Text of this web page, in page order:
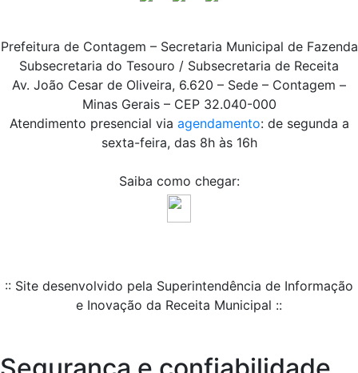
Prefeitura de Contagem – Secretaria Municipal de Fazenda
Subsecretaria do Tesouro / Subsecretaria de Receita
Av. João Cesar de Oliveira, 6.620 – Sede – Contagem –
Minas Gerais – CEP 32.040-000
Atendimento presencial via agendamento: de segunda a
sexta-feira, das 8h às 16h
Saiba como chegar:
:: Site desenvolvido pela Superintendência de Informação
e Inovação da Receita Municipal ::